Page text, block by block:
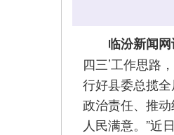
临汾新闻
四三’工作思路
行好县委总揽
政治责任、推
人民满意。”近